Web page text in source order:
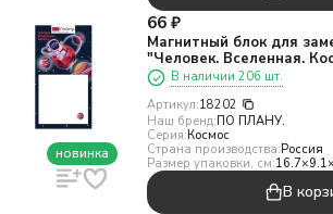
новинка
66 ₽
Магнитный блок для
"Человек. Вселенная.
80 г.В наличии 206 шт.
Артикул:18202
Наш бренд:ПО ПЛАНУ.
Серия:Космос
Страна производства:Россия
Размер упаковки, см:
В